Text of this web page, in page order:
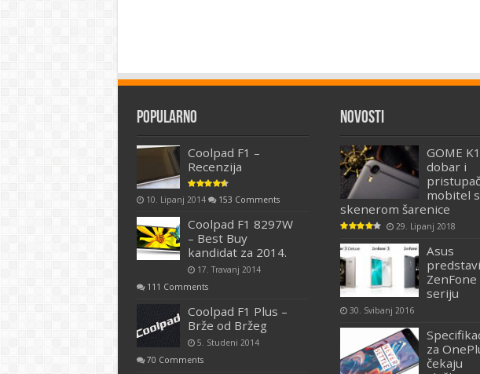
Popularno
Coolpad F1 –
Recenzija
10. Lipanj 2014 153 Comments
Coolpad F1 8297W
– Best Buy
kandidat za 2014.
17. Travanj 2014
111 Comments
Coolpad F1 Plus –
Brže od Bržeg
5. Studeni 2014
70 Comments
Novosti
GOME
dobar i
mobitel
skenerom šarenice
29. Lipanj 2018
Asus
ZenFone
seriju
30. Svibanj 2016
za
čekaju